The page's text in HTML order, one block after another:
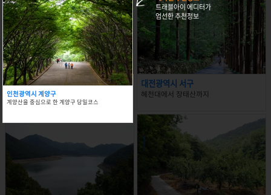
인천광역시 계양구
계양산을 중심으로 한 계양구 당일코스
대전광역시 서구
혜천대에서 장태산까지
인천광역시 계양구
계양산을 중심으로 한 계양구 당일코스